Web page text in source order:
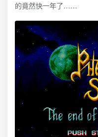
的竟然快一年了……